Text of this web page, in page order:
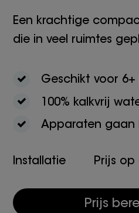
Een krachtige
die in veel ruimtes
Geschikt voor
100% kalkvrij
Apparaten gaan
Installatie Prijs
Prijs